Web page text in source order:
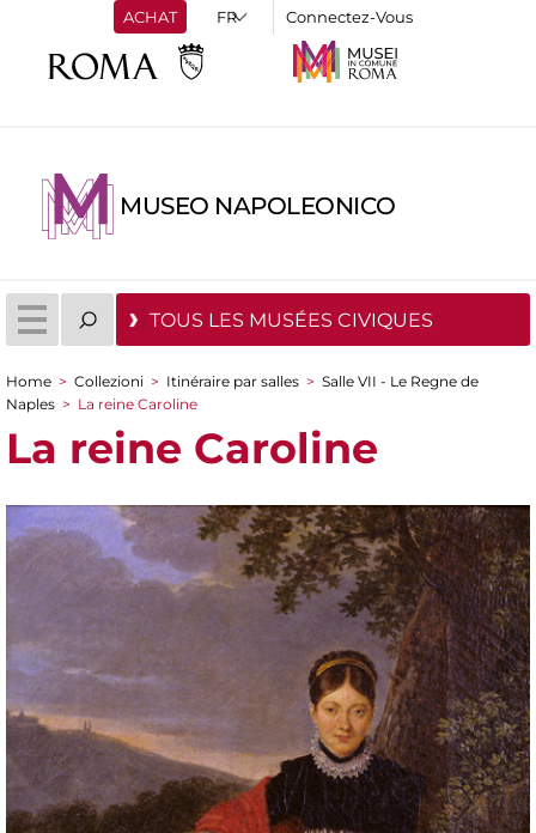
ACHAT Connectez-Vous
MUSEO NAPOLEONICO
TOUS LES MUSÉES CIVIQUES
You are here
Home > Collezioni > Itinéraire par salles > Salle VII - Le Regne de
Naples > La reine Caroline
La reine Caroline